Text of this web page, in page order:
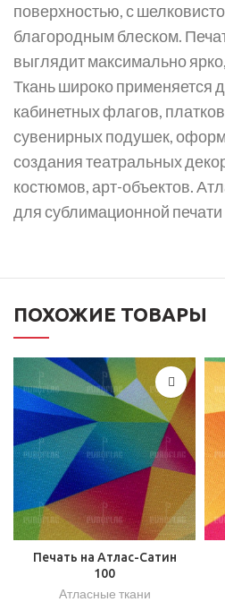
поверхностью, с
благородным блеском.
выглядит максимально
Ткань широко применяется
кабинетных флагов,
сувенирных подушек,
создания театральных
костюмов, арт-объектов.
для сублимационной
ПОХОЖИЕ ТОВАРЫ
Печать на Атлас-Сатин
100
Атласные ткани